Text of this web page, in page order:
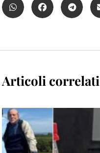
Articoli correlati